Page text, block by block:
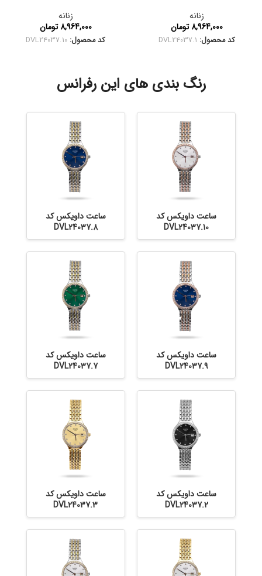
زنانه
8,964,000 تومان
کد محصول: DVL24037.1
زنانه
8,964,000 تومان
کد محصول: DVL24037.10
رنگ بندی های این رفرانس
ساعت داویکس کد
DVL24037.10
ساعت داویکس کد
DVL24037.8
ساعت داویکس کد
DVL24037.9
ساعت داویکس کد
DVL24037.7
ساعت داویکس کد
DVL24037.2
ساعت داویکس کد
DVL24037.3